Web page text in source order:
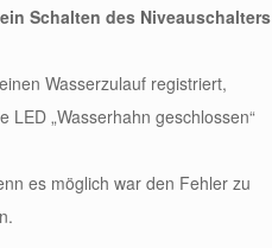
Schalten des Niveauschalters
Wasserzulauf registriert,
„Wasserhahn geschlossen“
es möglich war den Fehler zu